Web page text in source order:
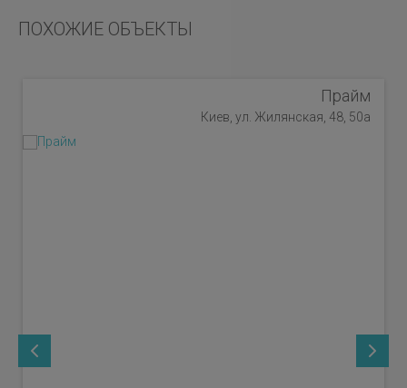
ПОХОЖИЕ ОБЪЕКТЫ
Прайм
Киев, ул. Жилянская, 48, 50а